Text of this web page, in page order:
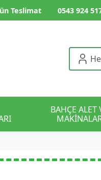
Teslimat 0543 924
BAHÇE ALET